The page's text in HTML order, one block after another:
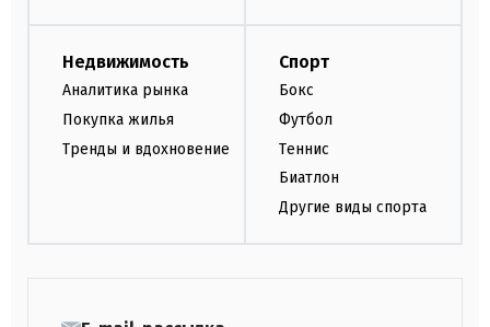
Недвижимость
Аналитика рынка
Покупка жилья
Тренды и вдохновение
Спорт
Бокс
Футбол
Теннис
Биатлон
Другие виды спорта